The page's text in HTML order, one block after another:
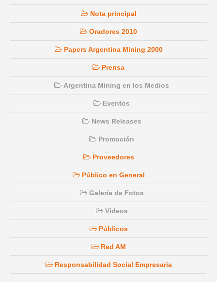
Nota principal
Oradores 2010
Papers Argentina Mining 2000
Prensa
Argentina Mining en los Medios
Eventos
News Releases
Promoción
Proveedores
Público en General
Galería de Fotos
Videos
Públicos
Red AM
Responsabilidad Social Empresaria